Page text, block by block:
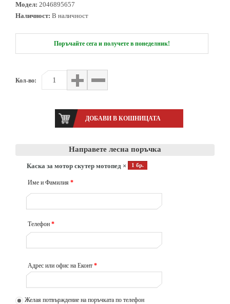
Модел: 2046895657
Наличност: В наличност
Поръчайте сега и получете в понеделник!
Кол-во:
Направете лесна поръчка
Каска за мотор скутер мотопед × 1 бр.
Име и Фамилия *
Телефон *
Адрес или офис на Еконт *
Желая потвърждение на поръчката по телефон